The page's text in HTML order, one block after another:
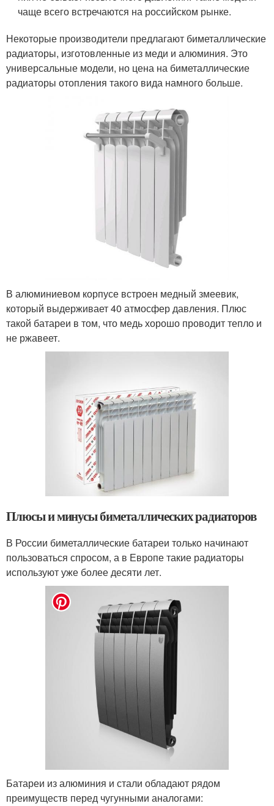
чаще всего встречаются на российском рынке.
Некоторые производители предлагают биметаллические
радиаторы, изготовленные из меди и алюминия. Это
универсальные модели, но цена на биметаллические
радиаторы отопления такого вида намного больше.
В алюминиевом корпусе встроен медный змеевик,
который выдерживает 40 атмосфер давления. Плюс
такой батареи в том, что медь хорошо проводит тепло и
не ржавеет.
Плюсы и минусы биметаллических радиаторов
В России биметаллические батареи только начинают
пользоваться спросом, а в Европе такие радиаторы
используют уже более десяти лет.
Батареи из алюминия и стали обладают рядом
преимуществ перед чугунными аналогами: